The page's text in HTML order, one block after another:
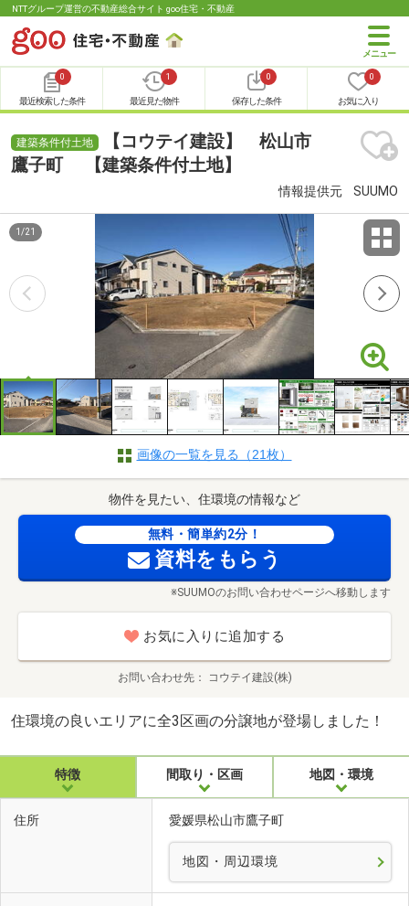
NTTグループ運営の不動産総合サイト goo住宅・不動産
0
最近検索した条件
1
最近見た物件
0
保存した条件
0
お気に入り
建築条件付土地
【コウテイ建設】 松山市
鷹子町 【建築条件付土地】
情報提供元 SUUMO
1 /21
画像の一覧を見る（21枚）
物件を見たい、住環境の情報など
無料・簡単約2分！
資料をもらう
※SUUMOのお問い合わせページへ移動します
お気に入りに追加する
お問い合わせ先 コウテイ建設(株)
住環境の良いエリアに全3区画の分譲地が登場しました！
特徴 間取り・区画 地図・環境
住所 愛媛県松山市鷹子町
地図・周辺環境